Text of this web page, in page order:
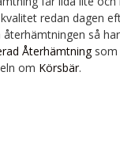
redan dagen
så
Återhämtningsom
om Körsbär.